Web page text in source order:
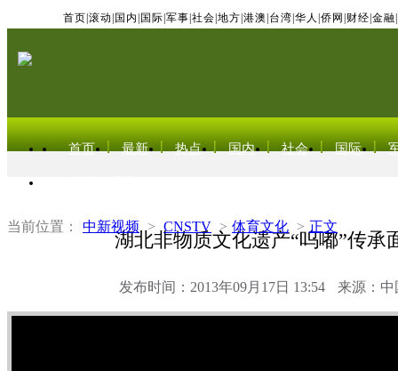
首页 滚动 国内 国际 军事 社会 地方 港澳 台湾 华人 侨网 财经 金融
首页 最新 热点 国内 社会 国际
当前位置： 中新视频 > CNSTV > 体育文化 > 正文
湖北非物质文化遗产“呜嘟”传承
发布时间：2013年09月17日 13:54 来源：中